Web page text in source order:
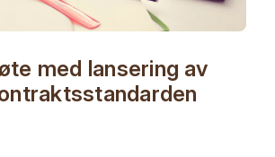
med lansering av